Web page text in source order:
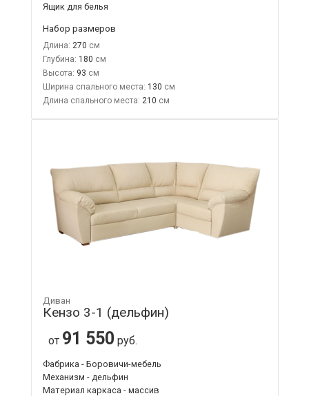
Ящик для белья
Набор размеров
Длина: 270
Глубина: 180
Высота: 93
Ширина спального места: 130
Длина спального места: 210
Диван
Кензо 3-1 (дельфин)
от 91 550 руб.
Фабрика - Боровичи-мебель
Механизм - дельфин
Материал каркаса - массив